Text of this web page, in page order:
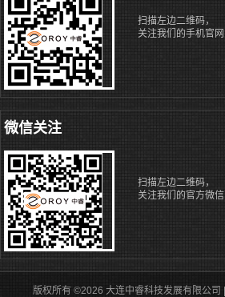
扫描左边二维码，
关注我们的手机官网
微信关注
扫描左边二维码，
关注我们的官方微信
版权所有 ©2026 大连中睿科技发展有限公司 |